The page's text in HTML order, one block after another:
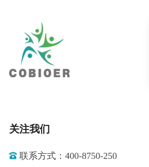
关注我们
联系方式：400-8750-250